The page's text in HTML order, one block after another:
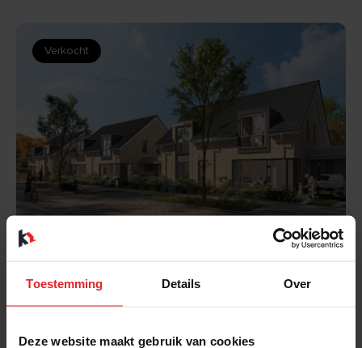
Toestemming Details Over
Deze website maakt gebruik van cookies
BEKIJK
Verkocht
Berghse Weide te Berghem
42 grondgebonden koopwoningen met een